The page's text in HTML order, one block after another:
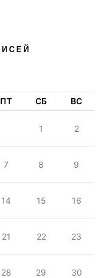
ПТ СБ ВС
1 2
7 8 9
14 15 16
21 22 23
28 29 30